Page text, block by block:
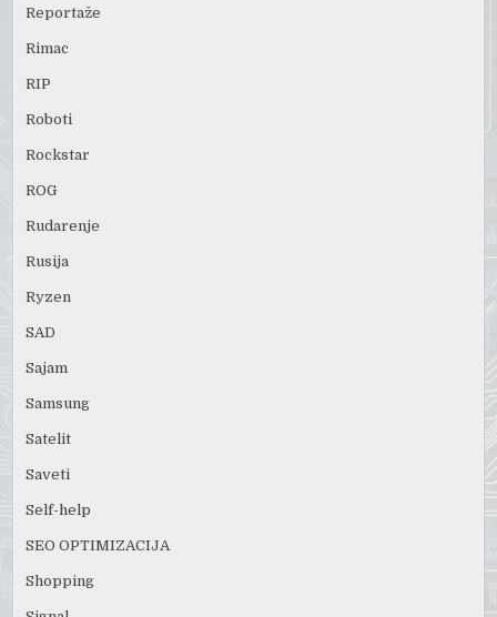
Reportaže
Rimac
RIP
Roboti
Rockstar
ROG
Rudarenje
Rusija
Ryzen
SAD
Sajam
Samsung
Satelit
Saveti
Self-help
SEO OPTIMIZACIJA
Shopping